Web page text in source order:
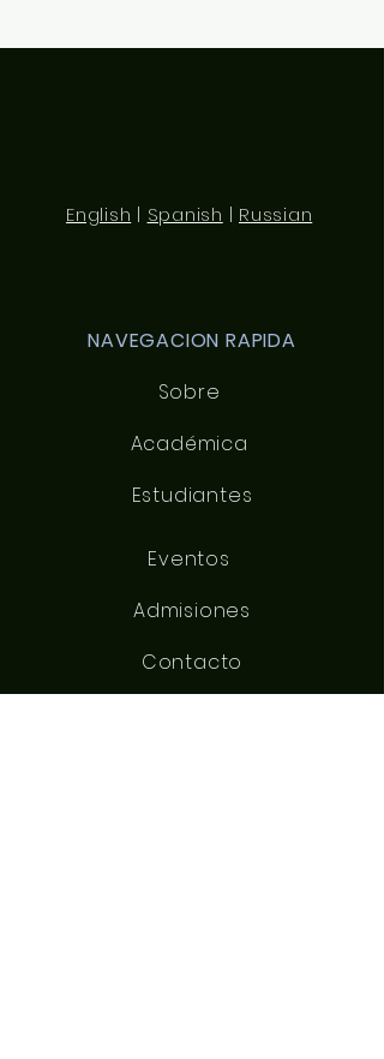
English | Spanish | Russian
NAVEGACION RAPIDA
Sobre
Académica
Estudiantes
Eventos
Admisiones
Contacto